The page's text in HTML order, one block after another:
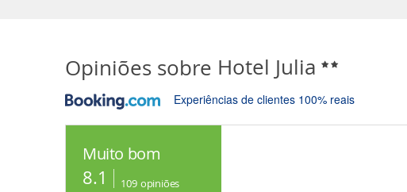
Opiniões sobre Hotel Julia
Experiências de clientes 100% reais
Muito bom
8.1 109 opiniões